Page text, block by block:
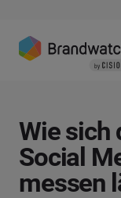
Wie sich
Social
messen